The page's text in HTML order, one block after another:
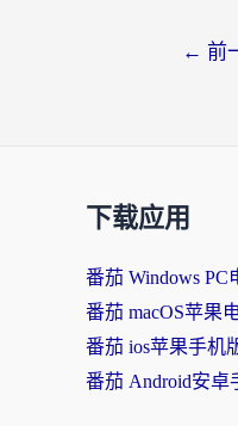
← 前
下载应用
番茄 Windows PC
番茄 macOS苹果
番茄 ios苹果手机
番茄 Android安卓